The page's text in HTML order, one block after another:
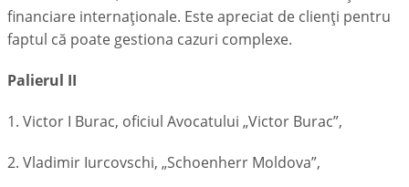
financiare internaționale. Este apreciat de clienţi pentru
faptul că poate gestiona cazuri complexe.
Palierul II
1. Victor I Burac, oficiul Avocatului „Victor Burac”,
2. Vladimir Iurcovschi, „Schoenherr Moldova”,